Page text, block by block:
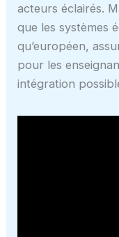
acteurs éclairés.
que les systèmes
qu’européen,
pour les
intégration